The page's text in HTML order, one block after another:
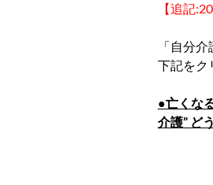
【追記
「自分
下記をク
●亡くな
介護” ど